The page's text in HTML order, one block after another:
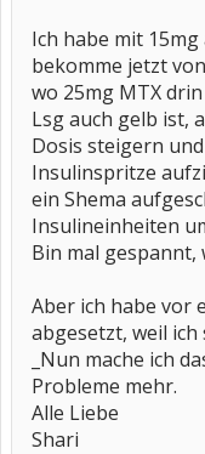
Ich habe mit
bekomme jetzt
wo 25mg MTX
Lsg auch gelb ist,
Dosis steigern
Insulinspritze
ein Shema
Insulineinheiten
Bin mal gespannt,
Aber ich habe vor
abgesetzt, weil
_Nun mache ich
Probleme mehr.
Alle Liebe
Shari